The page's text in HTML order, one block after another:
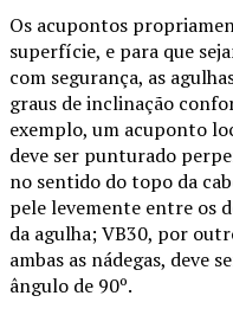
Os acupontos
superfície, e para que
com segurança, as
graus de inclinação
exemplo, um acuponto
deve ser punturado
no sentido do topo da
pele levemente entre os
da agulha; VB30, por
ambas as nádegas, deve
ângulo de 90º.